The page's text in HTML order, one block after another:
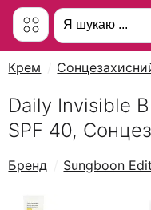
Крем Сонцезахисний
Daily Invisible
SPF 40,
Бренд Sungboon